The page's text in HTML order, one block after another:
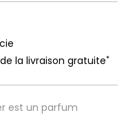
est un parfum
la livraison gratuite*